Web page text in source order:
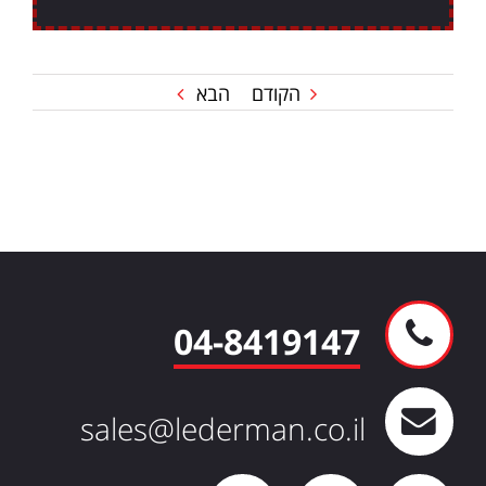
הקודם הבא
04-8419147
sales@lederman.co.il